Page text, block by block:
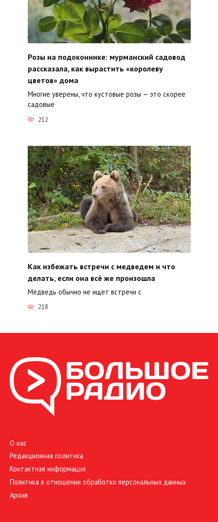
Розы на подоконнике: мурманский садовод
рассказала, как вырастить «королеву
цветов» дома
Многие уверены, что кустовые розы — это скорее
садовые
212
Как избежать встречи с медведем и что
делать, если она всё же произошла
Медведь обычно не ищет встречи с
218
О нас
Редакционная политика
Контактная информация
Политика в отношении обработки персональных данных
Архив